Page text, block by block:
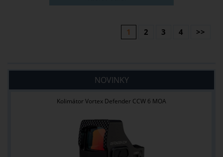
1 2 3 4 >>
NOVINKY
Kolimátor Vortex Defender CCW 6 MOA